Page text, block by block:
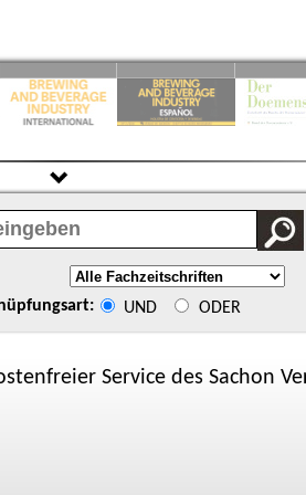
UND ODER
Service des Sachon